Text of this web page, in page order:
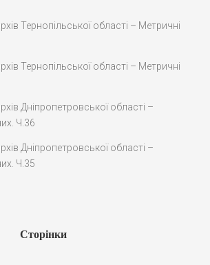
Тернопільської області – Метричні
Тернопільської області – Метричні
Дніпропетровської області –
Ч.36
Дніпропетровської області –
Ч.35
Сторінки